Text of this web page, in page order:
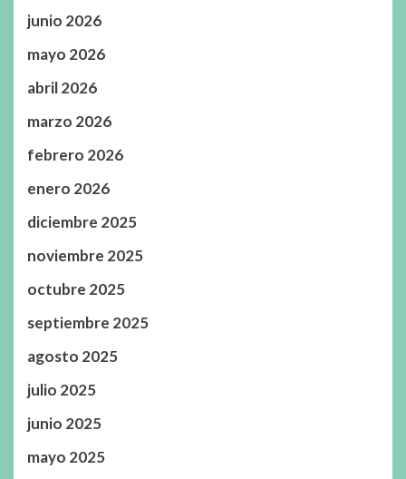
junio 2026
mayo 2026
abril 2026
marzo 2026
febrero 2026
enero 2026
diciembre 2025
noviembre 2025
octubre 2025
septiembre 2025
agosto 2025
julio 2025
junio 2025
mayo 2025